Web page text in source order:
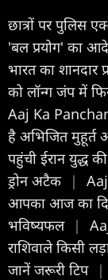
छात्रों पर पुलिस
'बल प्रयोग' का
भारत का शानदार
को लॉन्ग जंप में
Aaj Ka
है अभिजित मुहूर्त
पहुंची ईरान युद्ध
ड्रोन अटैक
|
आपका आज का
भविष्यफल |
राशिवाले किसी
जानें जरूरी टिप |